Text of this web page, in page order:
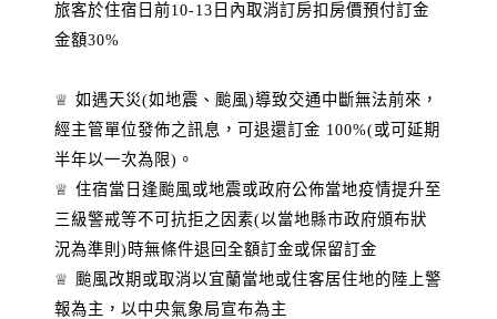
旅客於住宿日前10-13日內取消訂房扣房價預付訂金
金額30%
♕ 如遇天災(如地震、颱風)導致交通中斷無法前來，
經主管單位發佈之訊息，可退還訂金 100%(或可延期
半年以一次為限)。
♕ 住宿當日逢颱風或地震或政府公佈當地疫情提升至
三級警戒等不可抗拒之因素(以當地縣市政府頒布狀
況為準則)時無條件退回全額訂金或保留訂金
♕ 颱風改期或取消以宜蘭當地或住客居住地的陸上警
報為主，以中央氣象局宣布為主